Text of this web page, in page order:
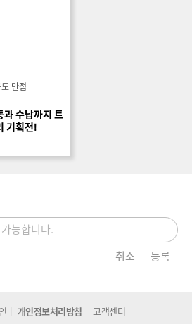
만점
수납까지 트
기획전!
취소 등록
개인정보처리방침 고객센터